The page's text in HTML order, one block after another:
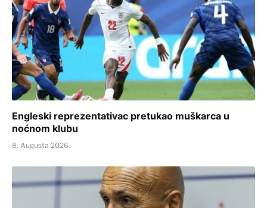
Engleski reprezentativac pretukao muškarca u
noćnom klubu
8. Augusta 2026.